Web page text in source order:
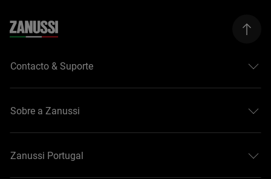
Contacto & Suporte
Sobre a Zanussi
Zanussi Portugal